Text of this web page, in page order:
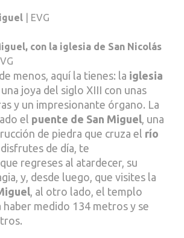
| EVG
con la iglesia de San Nicolás
menos, aquí la tienes: la iglesia
, una joya del siglo XIII con unas
y un impresionante órgano. La
el puente de San Miguel , una
de piedra que cruza el río
de día, te
regreses al atardecer, su
y, desde luego, que visites la
, al otro lado, el templo
medido 134 metros y se